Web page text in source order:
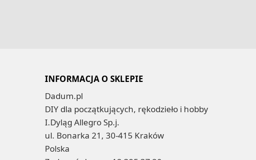
INFORMACJA O SKLEPIE
Dadum.pl
DIY dla początkujących, rękodzieło i hobby
I.Dyląg Allegro Sp.j.
ul. Bonarka 21, 30-415 Kraków
Polska